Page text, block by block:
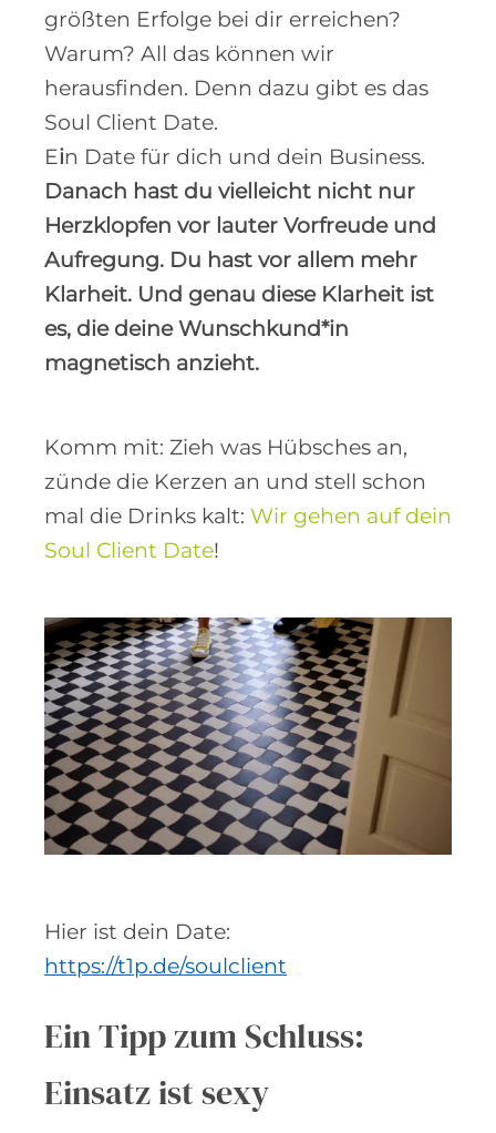
größten Erfolge bei dir erreichen?
Warum? All das können wir
herausfinden. Denn dazu gibt es das
Soul Client Date.
Ein Date für dich und dein Business.
Danach hast du vielleicht nicht nur
Herzklopfen vor lauter Vorfreude und
Aufregung. Du hast vor allem mehr
Klarheit. Und genau diese Klarheit ist
es, die deine Wunschkund*in
magnetisch anzieht.
Komm mit: Zieh was Hübsches an,
zünde die Kerzen an und stell schon
mal die Drinks kalt: Wir gehen auf dein
Soul Client Date!
Hier ist dein Date:
https://t1p.de/soulclient
Ein Tipp zum Schluss:
Einsatz ist sexy